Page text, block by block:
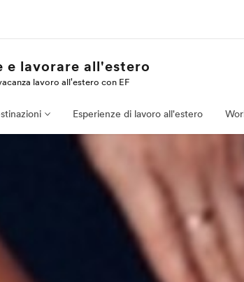
alla EF Vedi la nostra offerta
e lavorare all'estero
lavoro all'estero con EF
Esperienze di lavoro all'estero